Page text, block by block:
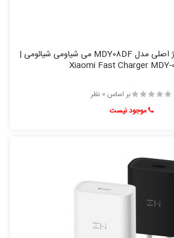
شارژر سریع فست شارژ اصلی مدل MDY08DF می شیاومی شیائومی |
Xiaomi Fast Charger MDY-
بر اساس 0 نظر
موجود نیست